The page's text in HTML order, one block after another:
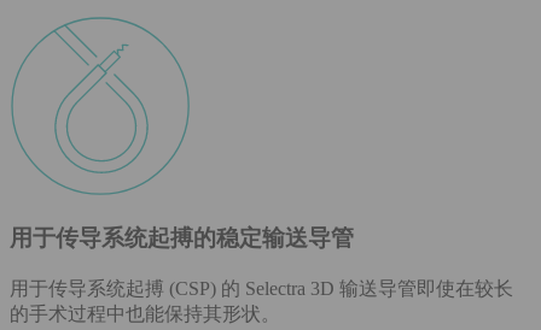
用于传导系统起搏的稳定输送导管
用于传导系统起搏 (CSP) 的 Selectra 3D 输送导管即使在较长
的手术过程中也能保持其形状。